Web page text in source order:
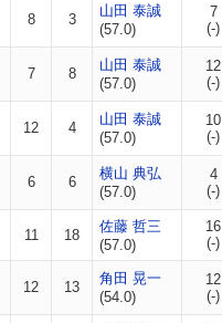
8 3
山田 泰誠
(57.0)
7
(-)
7 8
山田 泰誠
(57.0)
12
(-)
12 4
山田 泰誠
(57.0)
10
(-)
6 6
横山 典弘
(57.0)
4
(-)
11 18
佐藤 哲三
(57.0)
16
(-)
12 13
角田 晃一
(54.0)
12
(-)